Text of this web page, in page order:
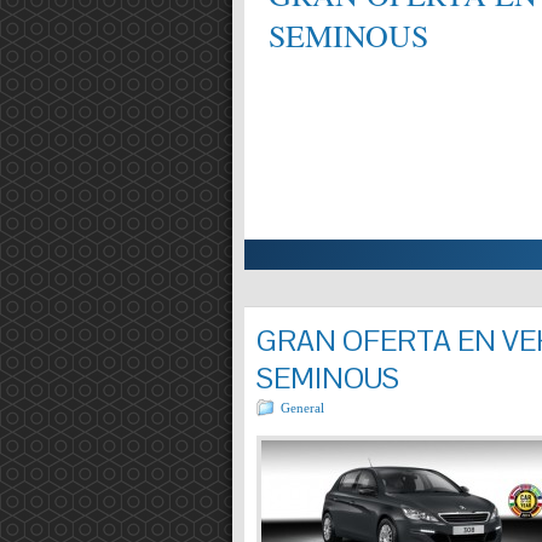
EN MECÀNICA,
Entrada completa »
SEMINOUS
GRAN OFERTA EN
SEMINOUS
General